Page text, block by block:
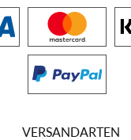
VERSANDARTEN